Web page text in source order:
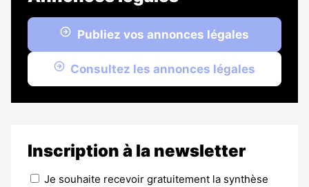
Publiez vos annonces légales
Consultez les annonces légales
Inscription à la newsletter
Je souhaite recevoir gratuitement la synthèse